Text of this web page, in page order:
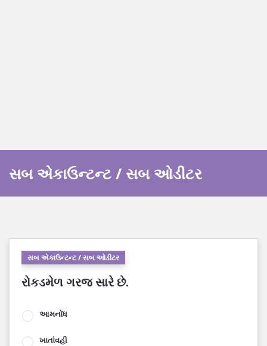
સબ એકાઉન્ટન્ટ / સબ ઓડીટર
સબ એકાઉન્ટન્ટ / સબ ઓડીટર
રોકડમેળ ગરજ સારે છે.
આમનોંધ
ખાતાંવહી